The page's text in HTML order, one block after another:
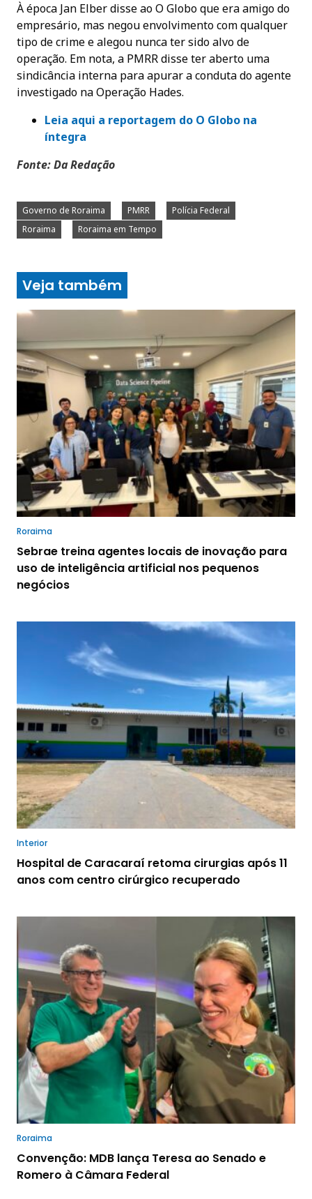
À época Jan Elber disse ao O Globo que era amigo do
empresário, mas negou envolvimento com qualquer
tipo de crime e alegou nunca ter sido alvo de
operação. Em nota, a PMRR disse ter aberto uma
sindicância interna para apurar a conduta do agente
investigado na Operação Hades.
Leia aqui a reportagem do O Globo na
íntegra
Fonte: Da Redação
Governo de Roraima PMRR
Polícia Federal
Roraima
Roraima em Tempo
Veja também
Roraima
Sebrae treina agentes locais de inovação para
uso de inteligência artificial nos pequenos
negócios
Interior
Hospital de Caracaraí retoma cirurgias após 11
anos com centro cirúrgico recuperado
Roraima
Convenção: MDB lança Teresa ao Senado e
Romero à Câmara Federal